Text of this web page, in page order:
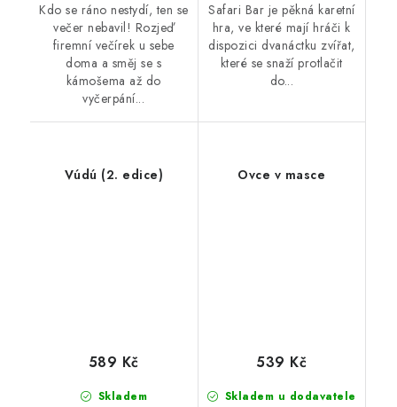
Kdo se ráno nestydí, ten se
večer nebavil! Rozjeď
firemní večírek u sebe
doma a směj se s
kámošema až do
vyčerpání...
Safari Bar je pěkná karetní
hra, ve které mají hráči k
dispozici dvanáctku zvířat,
které se snaží protlačit
do...
Vúdú (2. edice)
Skladem
589 Kč
Ovce v masce
Skladem u dodavatele
539 Kč